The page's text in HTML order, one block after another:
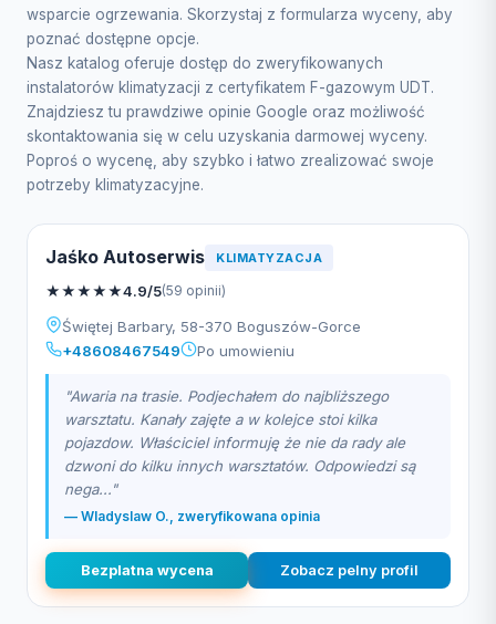
wsparcie ogrzewania. Skorzystaj z formularza wyceny, aby
poznać dostępne opcje.
Nasz katalog oferuje dostęp do zweryfikowanych
instalatorów klimatyzacji z certyfikatem F-gazowym UDT.
Znajdziesz tu prawdziwe opinie Google oraz możliwość
skontaktowania się w celu uzyskania darmowej wyceny.
Poproś o wycenę, aby szybko i łatwo zrealizować swoje
potrzeby klimatyzacyjne.
Jaśko Autoserwis KLIMATYZACJA
★★★★★4.9/5(59 opinii)
Świętej Barbary, 58-370 Boguszów-Gorce
+48608467549
Po umowieniu
"Awaria na trasie. Podjechałem do najbliższego
warsztatu. Kanały zajęte a w kolejce stoi kilka
pojazdow. Właściciel informuję że nie da rady ale
dzwoni do kilku innych warsztatów. Odpowiedzi są
nega..."
— Wladyslaw O., zweryfikowana opinia
Bezplatna wycena Zobacz pelny profil